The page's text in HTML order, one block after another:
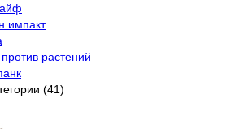
импакт
растений
(41)